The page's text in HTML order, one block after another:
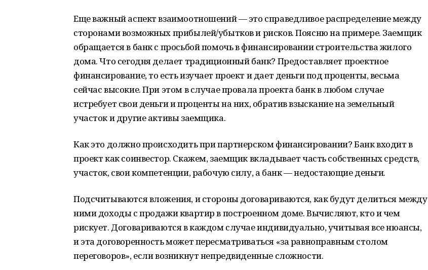
Еще важный аспект взаимоотношений — это справедливое распределение между
сторонами возможных прибылей/убытков и рисков. Поясню на примере. Заемщик
обращается в банк с просьбой помочь в финансировании строительства жилого
дома. Что сегодня делает традиционный банк? Предоставляет проектное
финансирование, то есть изучает проект и дает деньги под проценты, весьма
сейчас высокие. При этом в случае провала проекта банк в любом случае
истребует свои деньги и проценты на них, обратив взыскание на земельный
участок и другие активы заемщика.
Как это должно происходить при партнерском финансировании? Банк входит в
проект как соинвестор. Скажем, заемщик вкладывает часть собственных средств,
участок, свои компетенции, рабочую силу, а банк — недостающие деньги.
Подсчитываются вложения, и стороны договариваются, как будут делиться между
ними доходы с продажи квартир в построенном доме. Вычисляют, кто и чем
рискует. Договариваются в каждом случае индивидуально, учитывая все нюансы,
и эта договоренность может пересматриваться «за равноправным столом
переговоров», если возникнут непредвиденные сложности.